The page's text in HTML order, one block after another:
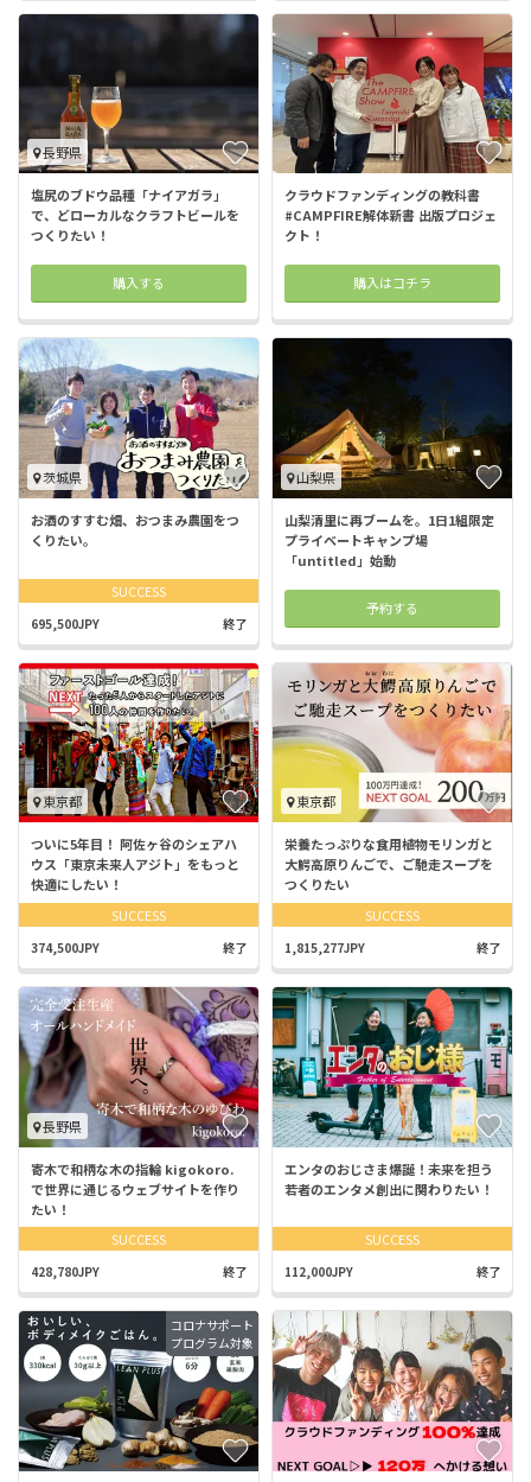
長野県
塩尻のブドウ品種「ナイアガラ」
で、どローカルなクラフトビールを
つくりたい！
購入する
クラウドファンディングの教科書
#CAMPFIRE解体新書 出版プロジェ
クト！
購入はコチラ
茨城県
お酒のすすむ畑、おつまみ農園をつ
くりたい。
SUCCESS
695,500JPY 終了
山梨県
山梨清里に再ブームを。1日1組限定
プライベートキャンプ場
「untitled」始動
予約する
東京都
ついに5年目！ 阿佐ヶ谷のシェアハ
ウス「東京未来人アジト」をもっと
快適にしたい！
SUCCESS
374,500JPY 終了
東京都
栄養たっぷりな食用植物モリンガと
大鰐高原りんごで、ご馳走スープを
つくりたい
SUCCESS
1,815,277JPY 終了
長野県
寄木で和柄な木の指輪 kigokoro.
で世界に通じるウェブサイトを作り
たい！
SUCCESS
428,780JPY 終了
エンタのおじさま爆誕！未来を担う
若者のエンタメ創出に関わりたい！
SUCCESS
112,000JPY 終了
コロナサポート
プログラム対象